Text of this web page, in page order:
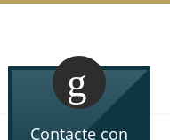
Contacte con